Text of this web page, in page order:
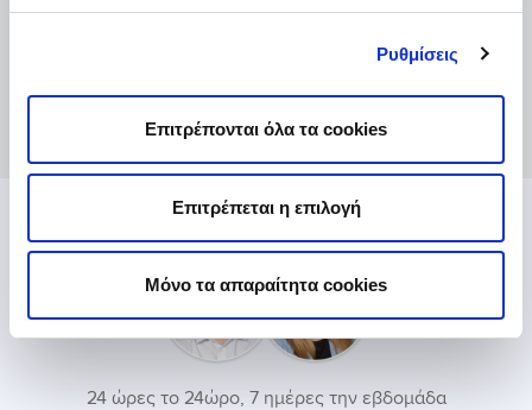
Ρυθμίσεις
Επιτρέπονται όλα τα cookies
Επιτρέπεται η επιλογή
Μόνο τα απαραίτητα cookies
Το 2019, διαπράχθηκαν 81.734 κλοπές και
ήταν στην Αττική και στη Θεσσαλονίκη.
Ψάχνεις βοήθεια;
24 ώρες το 24ώρο, 7 ημέρες την εβδομάδα